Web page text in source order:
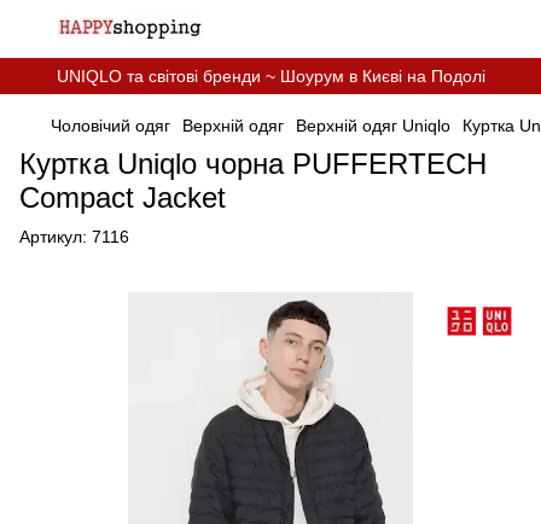
UNIQLO та світові бренди ~ Шоурум в Києві на Подолі
Чоловічий одяг Верхній одяг Верхній одяг Uniqlo Куртка
Куртка Uniqlo чорна PUFFERTECH
Compact Jacket
Артикул: 7116